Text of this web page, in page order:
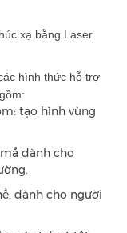
xạ bằng Laser
hình thức hỗ trợ
tạo hình vùng
dành cho
dành cho người